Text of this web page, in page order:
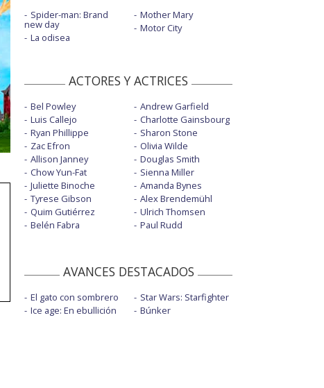
Spider-man: Brand
new day
La odisea
Mother Mary
Motor City
ACTORES Y ACTRICES
Bel Powley
Luis Callejo
Ryan Phillippe
Zac Efron
Allison Janney
Chow Yun-Fat
Juliette Binoche
Tyrese Gibson
Quim Gutiérrez
Belén Fabra
Andrew Garfield
Charlotte Gainsbourg
Sharon Stone
Olivia Wilde
Douglas Smith
Sienna Miller
Amanda Bynes
Alex Brendemühl
Ulrich Thomsen
Paul Rudd
AVANCES DESTACADOS
El gato con sombrero
Ice age: En ebullición
Star Wars: Starfighter
Búnker